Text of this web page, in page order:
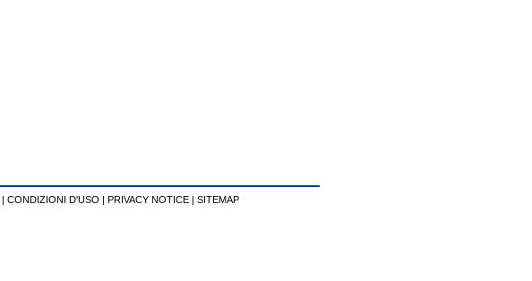
| CONDIZIONI D'USO | PRIVACY NOTICE | SITEMAP